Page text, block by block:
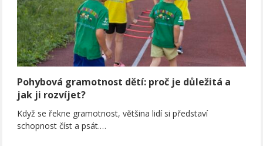
Pohybová gramotnost dětí: proč je důležitá a
jak ji rozvíjet?
Když se řekne gramotnost, většina lidí si představí
schopnost číst a psát.…